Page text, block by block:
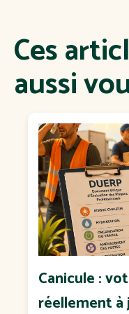
Ces
aussi
Canicule :
réellement à